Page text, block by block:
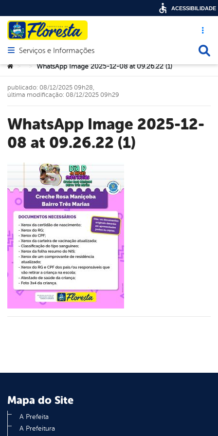
Acesso
Abrir menu principal de navegação
Serviços e Informações
Você está aqui:
> > WhatsApp Image 2025-12-08 at 09.26.22 (1)
WhatsApp Image 2025-12-
08 at 09.26.22 (1)
publicado: 08/12/2025 09h28,
última modificação: 08/12/2025 09h29
Mapa do Site
A Prefeita
A Prefeitura
ACESSIBILIDADE